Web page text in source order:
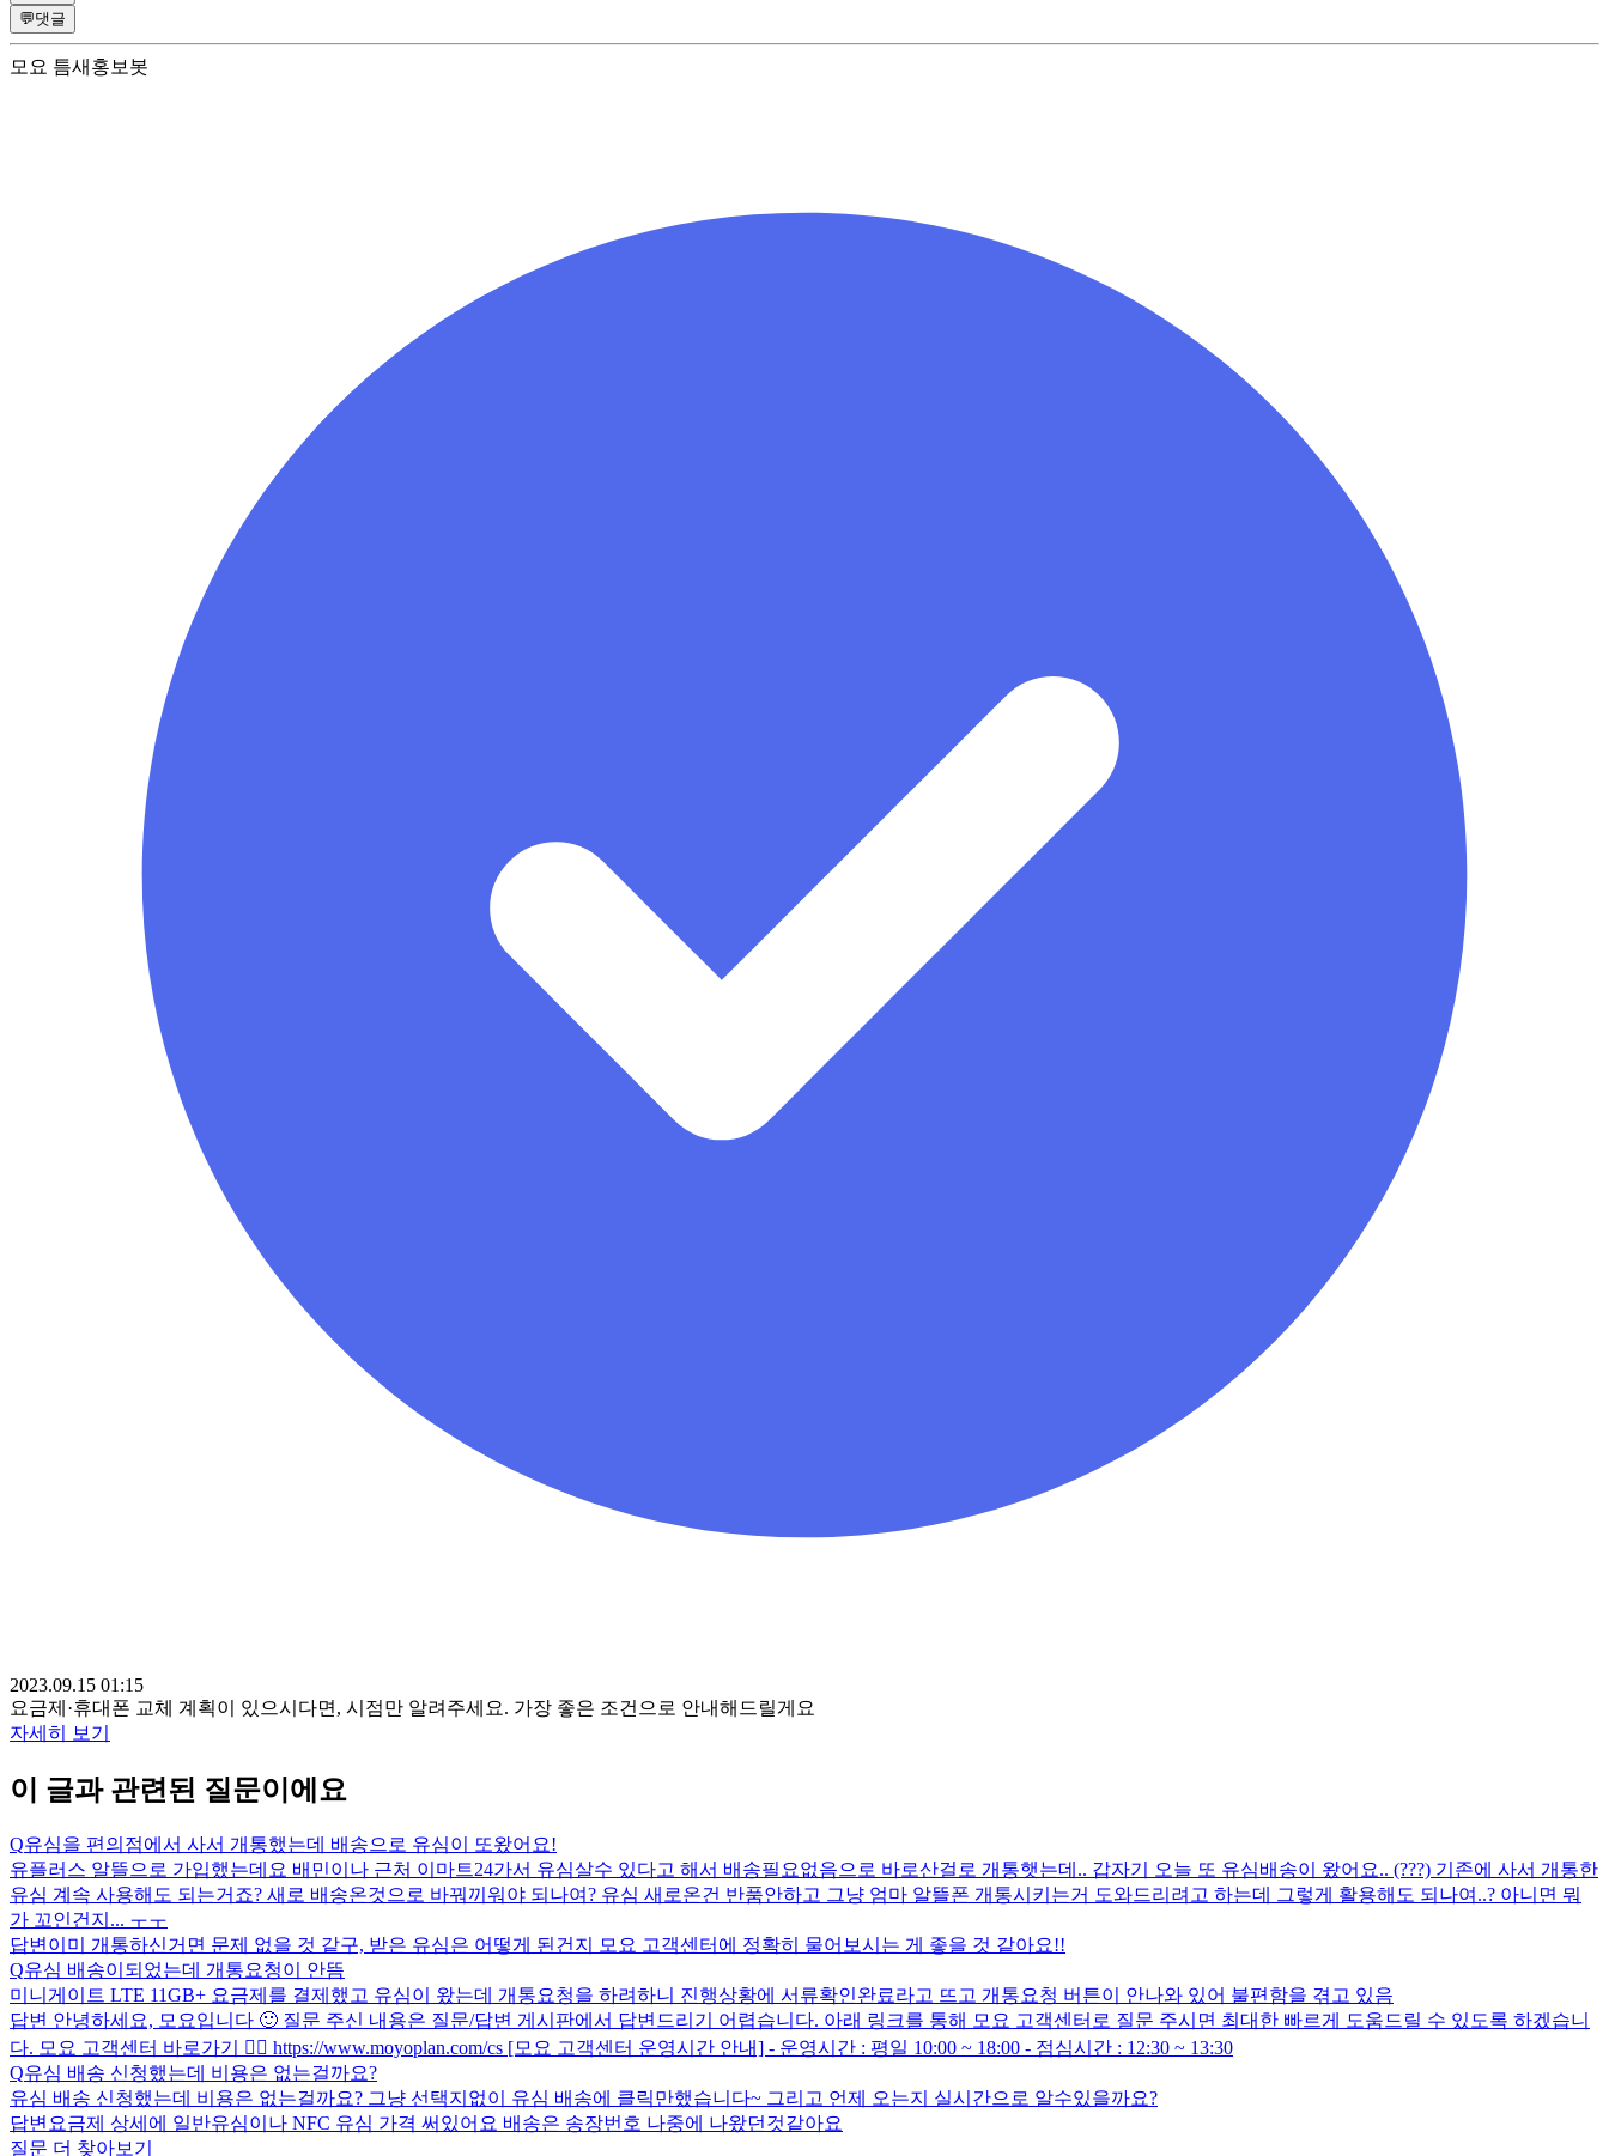
💬댓글
모요 틈새홍보봇
2023.09.15 01:15
요금제·휴대폰 교체 계획이 있으시다면, 시점만 알려주세요. 가장 좋은 조건으로 안내해드릴게요
자세히 보기
이 글과 관련된 질문이에요
Q유심을 편의점에서 사서 개통했는데 배송으로 유심이 또왔어요!
유플러스 알뜰으로 가입했는데요 배민이나 근처 이마트24가서 유심살수 있다고 해서 배송필요없음으로 바로산걸로 개통햇는데.. 갑자기 오늘 또 유심배송이 왔어요.. (???) 기존에 사서 개통한
유심 계속 사용해도 되는거죠? 새로 배송온것으로 바꿔끼워야 되나여? 유심 새로온건 반품안하고 그냥 엄마 알뜰폰 개통시키는거 도와드리려고 하는데 그렇게 활용해도 되나여..? 아니면 뭐
가 꼬인건지... ㅜㅜ
답변 이미 개통하신거면 문제 없을 것 같구, 받은 유심은 어떻게 된건지 모요 고객센터에 정확히 물어보시는 게 좋을 것 같아요!!
Q유심 배송이되었는데 개통요청이 안뜸
미니게이트 LTE 11GB+ 요금제를 결제했고 유심이 왔는데 개통요청을 하려하니 진행상황에 서류확인완료라고 뜨고 개통요청 버튼이 안나와 있어 불편함을 겪고 있음
답변 안녕하세요, 모요입니다 🙂 질문 주신 내용은 질문/답변 게시판에서 답변드리기 어렵습니다. 아래 링크를 통해 모요 고객센터로 질문 주시면 최대한 빠르게 도움드릴 수 있도록 하겠습니
다. 모요 고객센터 바로가기 👉🏻 https://www.moyoplan.com/cs [모요 고객센터 운영시간 안내] - 운영시간 : 평일 10:00 ~ 18:00 - 점심시간 : 12:30 ~ 13:30
Q유심 배송 신청했는데 비용은 없는걸까요?
유심 배송 신청했는데 비용은 없는걸까요? 그냥 선택지없이 유심 배송에 클릭만했습니다~ 그리고 언제 오는지 실시간으로 알수있을까요?
답변 요금제 상세에 일반유심이나 NFC 유심 가격 써있어요 배송은 송장번호 나중에 나왔던것같아요
질문 더 찾아보기